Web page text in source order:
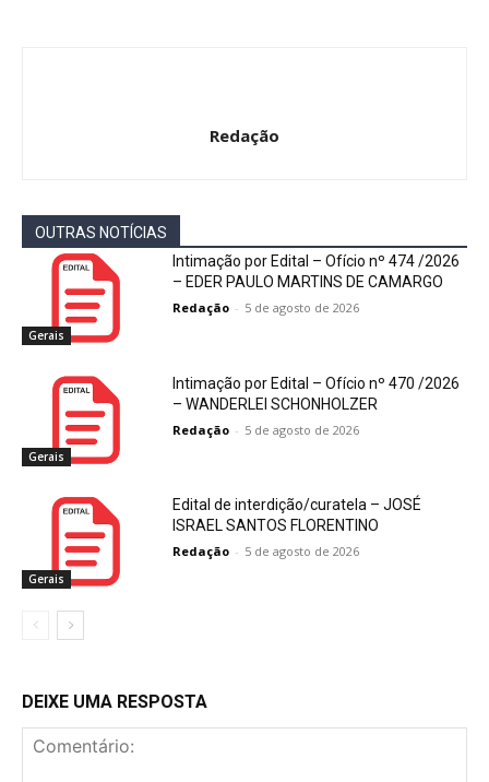
Redação
OUTRAS NOTÍCIAS
Gerais
Intimação por Edital – Ofício nº 474 /2026
– EDER PAULO MARTINS DE CAMARGO
Redação - 5 de agosto de 2026
Gerais
Intimação por Edital – Ofício nº 470 /2026
– WANDERLEI SCHONHOLZER
Redação - 5 de agosto de 2026
Gerais
Edital de interdição/curatela – JOSÉ
ISRAEL SANTOS FLORENTINO
Redação - 5 de agosto de 2026
DEIXE UMA RESPOSTA